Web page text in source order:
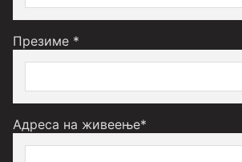
Презиме *
Адреса на живеење*